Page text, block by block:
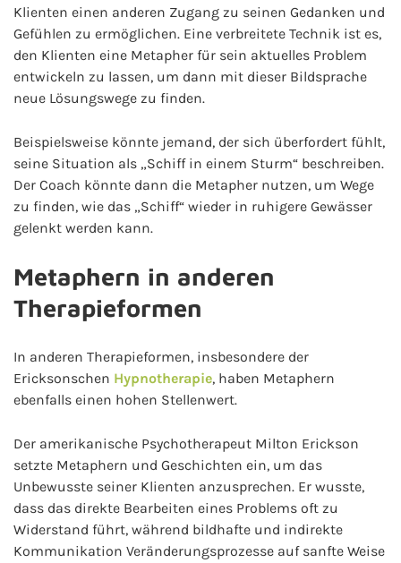
Klienten einen anderen Zugang zu seinen Gedanken und
Gefühlen zu ermöglichen. Eine verbreitete Technik ist es,
den Klienten eine Metapher für sein aktuelles Problem
entwickeln zu lassen, um dann mit dieser Bildsprache
neue Lösungswege zu finden.
Beispielsweise könnte jemand, der sich überfordert fühlt,
seine Situation als „Schiff in einem Sturm“ beschreiben.
Der Coach könnte dann die Metapher nutzen, um Wege
zu finden, wie das „Schiff“ wieder in ruhigere Gewässer
gelenkt werden kann.
Metaphern in anderen
Therapieformen
In anderen Therapieformen, insbesondere der
Ericksonschen Hypnotherapie, haben Metaphern
ebenfalls einen hohen Stellenwert.
Der amerikanische Psychotherapeut Milton Erickson
setzte Metaphern und Geschichten ein, um das
Unbewusste seiner Klienten anzusprechen. Er wusste,
dass das direkte Bearbeiten eines Problems oft zu
Widerstand führt, während bildhafte und indirekte
Kommunikation Veränderungsprozesse auf sanfte Weise